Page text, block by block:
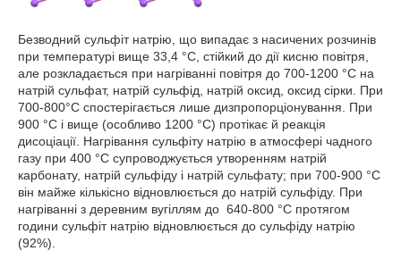
Безводний сульфіт натрію, що випадає з насичених розчинів
при температурі вище 33,4 °С, стійкий до дії кисню повітря,
але розкладається при нагріванні повітря до 700-1200 °С на
натрій сульфат, натрій сульфід, натрій оксид, оксид сірки. При
700-800°С спостерігається лише дизпропорціонування. При
900 °С і вище (особливо 1200 °С) протікає й реакція
дисоціації. Нагрівання сульфіту натрію в атмосфері чадного
газу при 400 °С супроводжується утворенням натрій
карбонату, натрій сульфіду і натрій сульфату; при 700-900 °С
він майже кількісно відновлюється до натрій сульфіду. При
нагріванні з деревним вугіллям до 640-800 °С протягом
години сульфіт натрію відновлюється до сульфіду натрію
(92%).